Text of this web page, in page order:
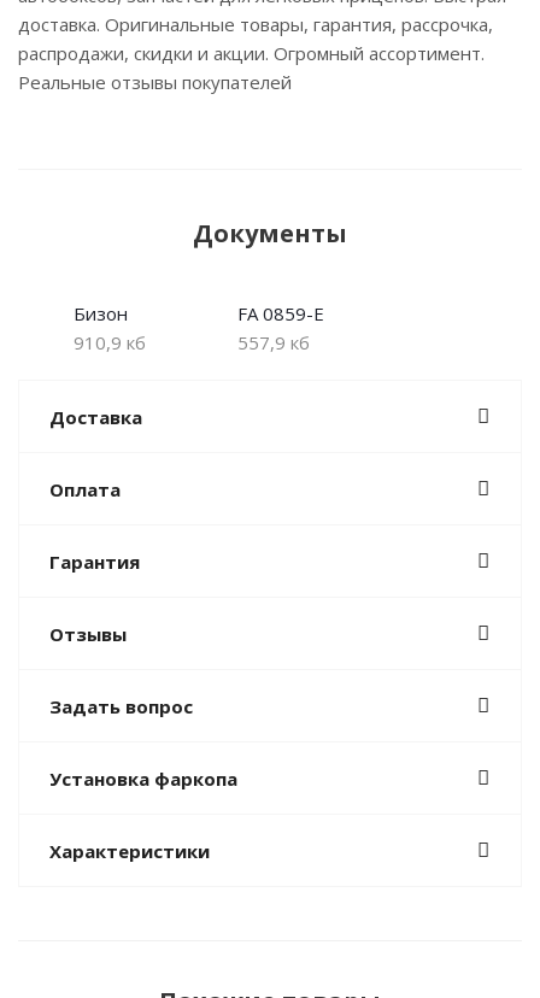
доставка. Оригинальные товары, гарантия, рассрочка,
распродажи, скидки и акции. Огромный ассортимент.
Реальные отзывы покупателей
Документы
Бизон
910,9 кб
FA 0859-E
557,9 кб
Доставка
Оплата
Гарантия
Отзывы
Задать вопрос
Установка фаркопа
Характеристики